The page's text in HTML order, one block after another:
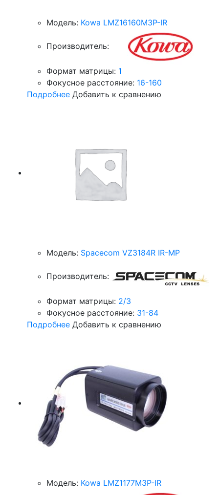
Модель: Kowa LMZ16160M3P-IR
Производитель:
Формат матрицы: 1
Фокусное расстояние: 16-160
Подробнее Добавить к сравнению
Модель: Spacecom VZ3184R IR-MP
Производитель:
Формат матрицы: 2/3
Фокусное расстояние: 31-84
Подробнее Добавить к сравнению
Модель: Kowa LMZ1177M3P-IR